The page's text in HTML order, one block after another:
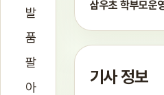
발
품
팔
아
삼우초 학부모운
기사 정보